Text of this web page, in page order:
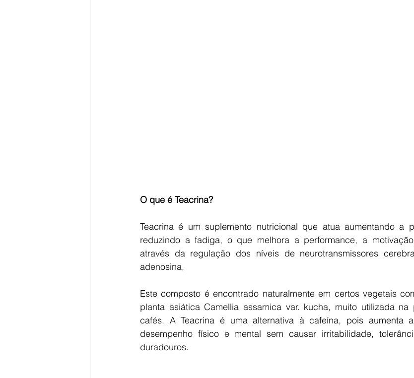
O que é Teacrina?
Teacrina é um suplemento nutricional que atua aumentando a
reduzindo a fadiga, o que melhora a performance, a
através da regulação dos níveis de neurotransmissores
adenosina,
Este composto é encontrado naturalmente em certos vegetais
planta asiática Camellia assamica var. kucha, muito utilizada
cafés. A Teacrina é uma alternativa à cafeína, pois aumenta
desempenho físico e mental sem causar irritabilidade,
duradouros.